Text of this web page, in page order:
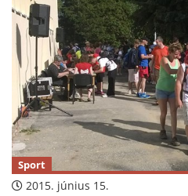
Sport
2015. június 15.